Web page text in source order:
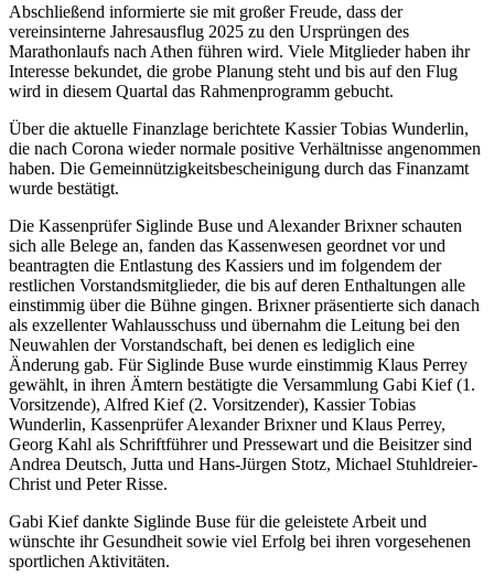
Abschließend informierte sie mit großer Freude, dass der
vereinsinterne Jahresausflug 2025 zu den Ursprüngen des
Marathonlaufs nach Athen führen wird. Viele Mitglieder haben ihr
Interesse bekundet, die grobe Planung steht und bis auf den Flug
wird in diesem Quartal das Rahmenprogramm gebucht.
Über die aktuelle Finanzlage berichtete Kassier Tobias Wunderlin,
die nach Corona wieder normale positive Verhältnisse angenommen
haben. Die Gemeinnützigkeitsbescheinigung durch das Finanzamt
wurde bestätigt.
Die Kassenprüfer Siglinde Buse und Alexander Brixner schauten
sich alle Belege an, fanden das Kassenwesen geordnet vor und
beantragten die Entlastung des Kassiers und im folgendem der
restlichen Vorstandsmitglieder, die bis auf deren Enthaltungen alle
einstimmig über die Bühne gingen. Brixner präsentierte sich danach
als exzellenter Wahlausschuss und übernahm die Leitung bei den
Neuwahlen der Vorstandschaft, bei denen es lediglich eine
Änderung gab. Für Siglinde Buse wurde einstimmig Klaus Perrey
gewählt, in ihren Ämtern bestätigte die Versammlung Gabi Kief (1.
Vorsitzende), Alfred Kief (2. Vorsitzender), Kassier Tobias
Wunderlin, Kassenprüfer Alexander Brixner und Klaus Perrey,
Georg Kahl als Schriftführer und Pressewart und die Beisitzer sind
Andrea Deutsch, Jutta und Hans-Jürgen Stotz, Michael Stuhldreier-
Christ und Peter Risse.
Gabi Kief dankte Siglinde Buse für die geleistete Arbeit und
wünschte ihr Gesundheit sowie viel Erfolg bei ihren vorgesehenen
sportlichen Aktivitäten.